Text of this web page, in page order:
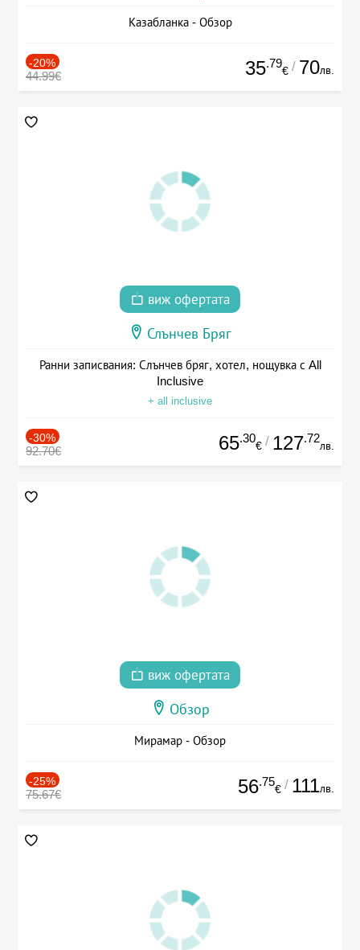
Казабланка - Обзор
-20%
44.99€ 35.79
€ / 70лв.
виж офертата
Слънчев Бряг
Ранни записвания: Слънчев бряг, хотел, нощувка с All
Inclusive
+ all inclusive
-30%
92.70€ 65.30
€ / 127.72
лв.
виж офертата
Обзор
Мирамар - Обзор
-25%
75.67€ 56.75
€ / 111лв.